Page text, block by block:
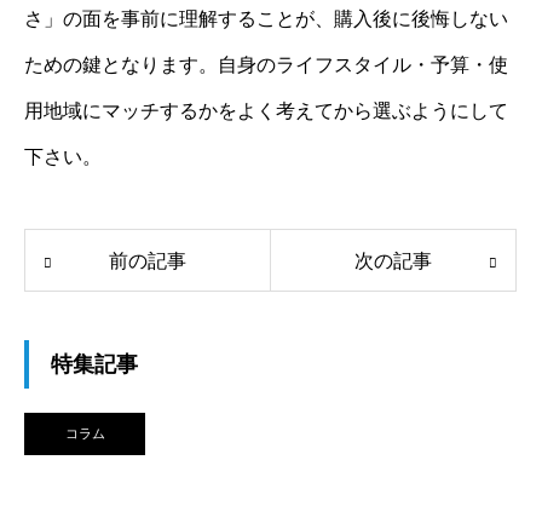
さ」の面を事前に理解することが、購入後に後悔しない
ための鍵となります。自身のライフスタイル・予算・使
用地域にマッチするかをよく考えてから選ぶようにして
下さい。
前の記事 次の記事
特集記事
コラム